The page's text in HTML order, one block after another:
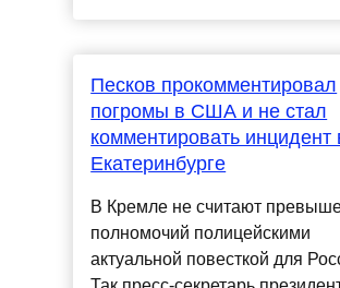
Песков прокомментировал
погромы в США и не стал
комментировать инцидент
Екатеринбурге
В Кремле не считают
полномочий полицейскими
актуальной повесткой для